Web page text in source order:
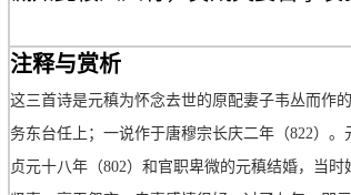
注释与赏析
这三首诗是元稹为怀念去世的原配妻子韦丛而作
务东台任上；一说作于唐穆宗长庆二年（822）
贞元十八年（802）和官职卑微的元稹结婚，当